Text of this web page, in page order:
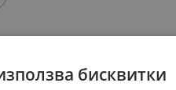
Арт.№: 20128бисквитки